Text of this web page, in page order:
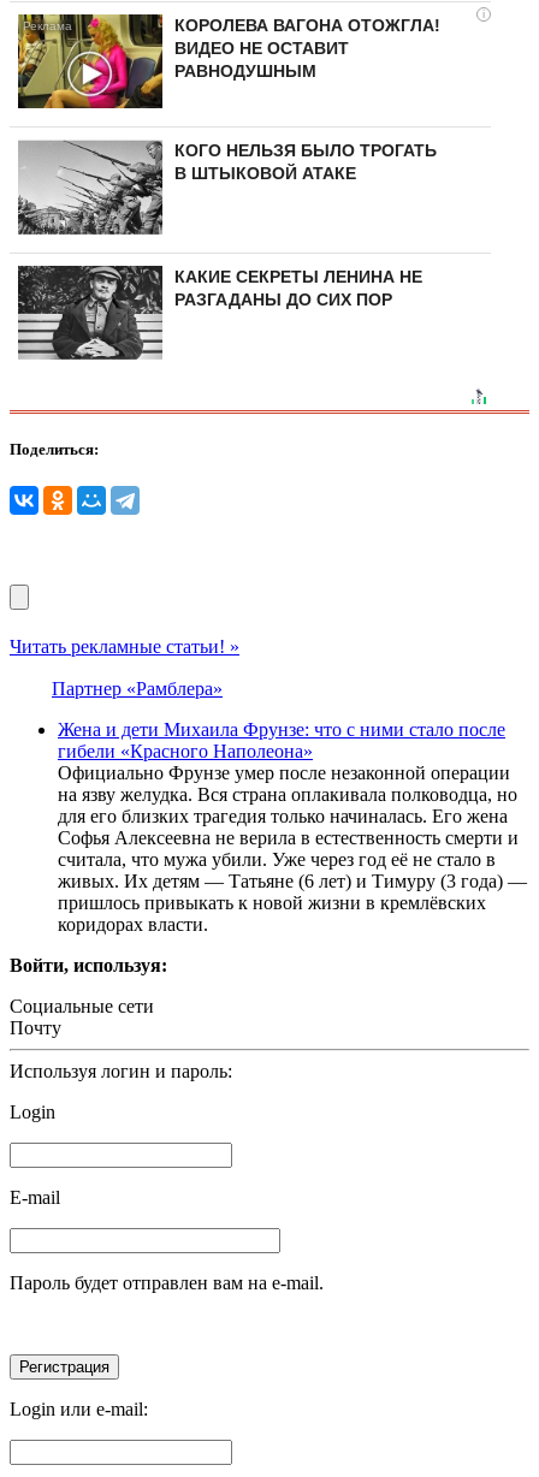
i
КОРОЛЕВА ВАГОНА ОТОЖГЛА!
ВИДЕО НЕ ОСТАВИТ
РАВНОДУШНЫМ
КОГО НЕЛЬЗЯ БЫЛО ТРОГАТЬ
В ШТЫКОВОЙ АТАКЕ
КАКИЕ СЕКРЕТЫ ЛЕНИНА НЕ
РАЗГАДАНЫ ДО СИХ ПОР
Поделиться:
Читать рекламные статьи! »
Партнер «Рамблера»
Жена и дети Михаила Фрунзе: что с ними стало после
гибели «Красного Наполеона»
Официально Фрунзе умер после незаконной операции
на язву желудка. Вся страна оплакивала полководца, но
для его близких трагедия только начиналась. Его жена
Софья Алексеевна не верила в естественность смерти и
считала, что мужа убили. Уже через год её не стало в
живых. Их детям — Татьяне (6 лет) и Тимуру (3 года) —
пришлось привыкать к новой жизни в кремлёвских
коридорах власти.
Войти, используя:
Социальные сети
Почту
Используя логин и пароль:
Login
E-mail
Пароль будет отправлен вам на e-mail.
Login или e-mail: